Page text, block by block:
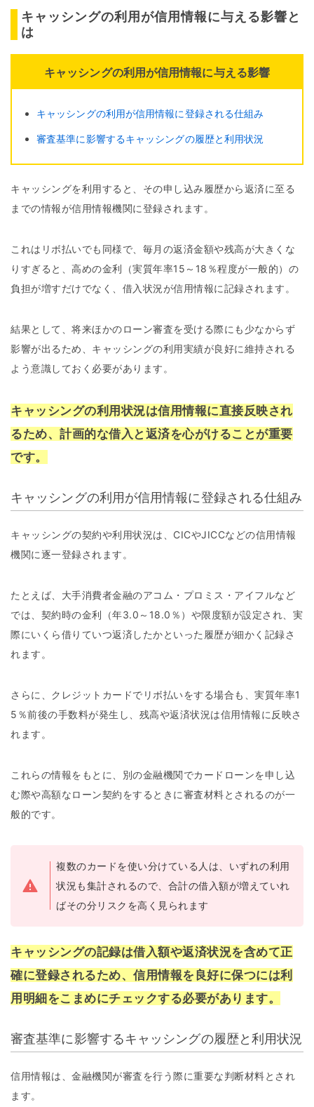
キャッシングの利用が信用情報に与える影響と
は
キャッシングの利用が信用情報に与える影響
キャッシングの利用が信用情報に登録される仕組み
審査基準に影響するキャッシングの履歴と利用状況
キャッシングを利用すると、その申し込み履歴から返済に至る
までの情報が信用情報機関に登録されます。
これはリボ払いでも同様で、毎月の返済金額や残高が大きくな
りすぎると、高めの金利（実質年率15～18％程度が一般的）の
負担が増すだけでなく、借入状況が信用情報に記録されます。
結果として、将来ほかのローン審査を受ける際にも少なからず
影響が出るため、キャッシングの利用実績が良好に維持される
よう意識しておく必要があります。
キャッシングの利用状況は信用情報に直接反映され
るため、計画的な借入と返済を心がけることが重要
です。
キャッシングの利用が信用情報に登録される仕組み
キャッシングの契約や利用状況は、CICやJICCなどの信用情報
機関に逐一登録されます。
たとえば、大手消費者金融のアコム・プロミス・アイフルなど
では、契約時の金利（年3.0～18.0％）や限度額が設定され、実
際にいくら借りていつ返済したかといった履歴が細かく記録さ
れます。
さらに、クレジットカードでリボ払いをする場合も、実質年率1
5％前後の手数料が発生し、残高や返済状況は信用情報に反映さ
れます。
これらの情報をもとに、別の金融機関でカードローンを申し込
む際や高額なローン契約をするときに審査材料とされるのが一
般的です。
複数のカードを使い分けている人は、いずれの利用
状況も集計されるので、合計の借入額が増えていれ
ばその分リスクを高く見られます
キャッシングの記録は借入額や返済状況を含めて正
確に登録されるため、信用情報を良好に保つには利
用明細をこまめにチェックする必要があります。
審査基準に影響するキャッシングの履歴と利用状況
信用情報は、金融機関が審査を行う際に重要な判断材料とされ
ます。